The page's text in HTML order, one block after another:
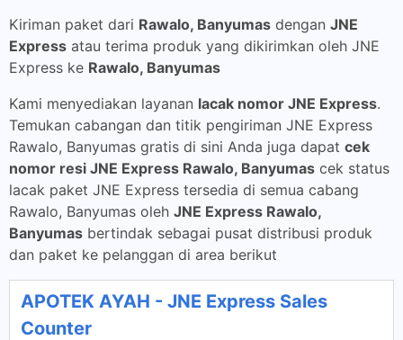
Kiriman paket dari Rawalo, Banyumas dengan JNE
Express atau terima produk yang dikirimkan oleh JNE
Express ke Rawalo, Banyumas
Kami menyediakan layanan lacak nomor JNE Express.
Temukan cabangan dan titik pengiriman JNE Express
Rawalo, Banyumas gratis di sini Anda juga dapat cek
nomor resi JNE Express Rawalo, Banyumas cek status
lacak paket JNE Express tersedia di semua cabang
Rawalo, Banyumas oleh JNE Express Rawalo,
Banyumas bertindak sebagai pusat distribusi produk
dan paket ke pelanggan di area berikut
APOTEK AYAH - JNE Express Sales
Counter